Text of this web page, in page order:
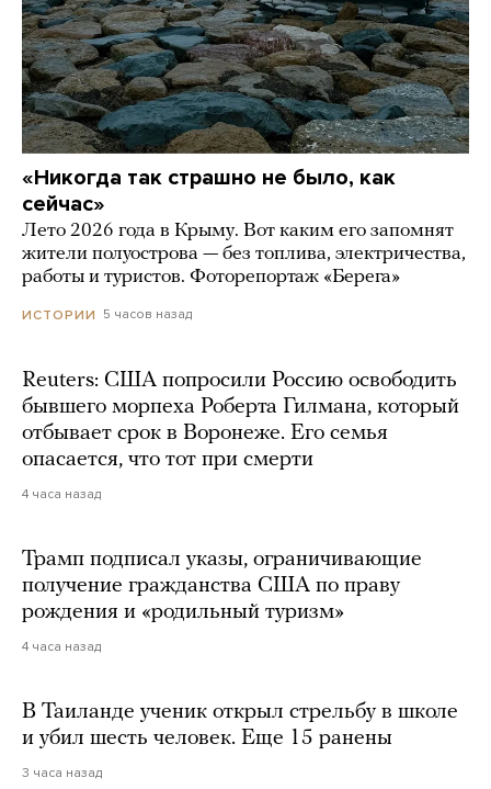
«Никогда так страшно не было, как
сейчас»
Лето 2026 года в Крыму. Вот каким его запомнят
жители полуострова — без топлива, электричества,
работы и туристов. Фоторепортаж «Берега»
ИСТОРИИ 5 часов назад
Reuters: США попросили Россию освободить
бывшего морпеха Роберта Гилмана, который
отбывает срок в Воронеже. Его семья
опасается, что тот при смерти
4 часа назад
Трамп подписал указы, ограничивающие
получение гражданства США по праву
рождения и «родильный туризм»
4 часа назад
В Таиланде ученик открыл стрельбу в школе
и убил шесть человек. Еще 15 ранены
3 часа назад